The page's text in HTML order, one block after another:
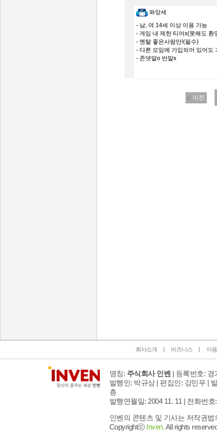
퐈앙세
- 남, 여 14세 이상 이용 가능
- 게임 내 제한 티어x(못해도 환
- 멘탈 좋은사람만!(필수)
- 다른 모임에 가입되어 있어도
- 존댓말o 반말x
이전
회사소개 비즈니스 이
명칭: 주식회사 인벤 | 등록번호: 경
발행인: 박규상 | 편집인: 강민우 |
층
발행연월일: 2004 11. 11 | 전화번호
인벤의 콘텐츠 및 기사는 저작권
Copyrightⓒ Inven.All rights